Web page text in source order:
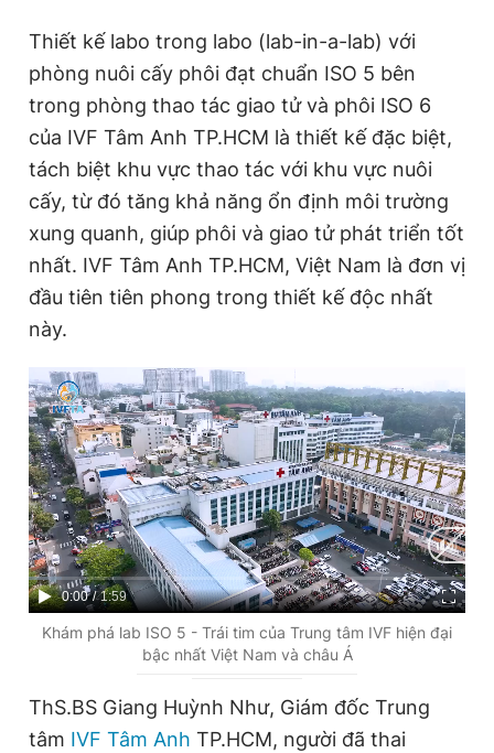
Thiết kế labo trong labo (lab-in-a-lab) với
phòng nuôi cấy phôi đạt chuẩn ISO 5 bên
trong phòng thao tác giao tử và phôi ISO 6
của IVF Tâm Anh TP.HCM là thiết kế đặc biệt,
tách biệt khu vực thao tác với khu vực nuôi
cấy, từ đó tăng khả năng ổn định môi trường
xung quanh, giúp phôi và giao tử phát triển tốt
nhất. IVF Tâm Anh TP.HCM, Việt Nam là đơn vị
đầu tiên tiên phong trong thiết kế độc nhất
này.
C
u
0:00 / D
u
1:59
Khám phá lab ISO 5 - Trái tim của Trung tâm IVF hiện đại
bậc nhất Việt Nam và châu Á
ThS.BS Giang Huỳnh Như, Giám đốc Trung
tâm IVF Tâm Anh TP.HCM, người đã thai